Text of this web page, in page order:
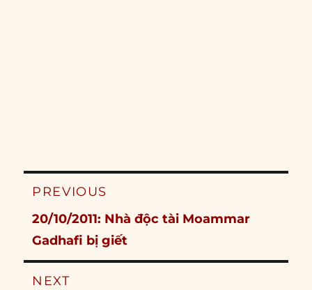
Post
PREVIOUS
Previous
post:
20/10/2011: Nhà độc tài Moammar
Gadhafi bị giết
NEXT